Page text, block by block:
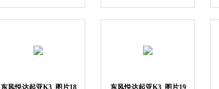
东风悦达起亚K3_图片18 东风悦达起亚K3_图片19